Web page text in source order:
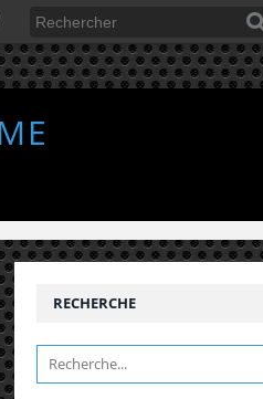
RECHERCHE